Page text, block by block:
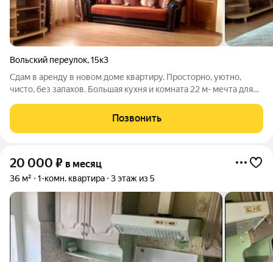
Вольский переулок,15к3
Сдам в аренду в новом доме квартиру. Просторно, уютно,
чисто, без запахов. Большая кухня и комната 22 м- мечта для
холодильник, стиральная машина. Вся мебель в отличном
состоянии, удобные спальные
Позвонить
20 000 ₽ в месяц
36 м² 1-комн. квартира 3 этаж из 5